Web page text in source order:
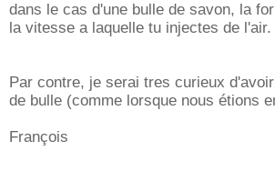
dans le cas d'une bulle de savon, la
la vitesse a laquelle tu injectes de l'air.
Par contre, je serai tres curieux
de bulle (comme lorsque nous étions
François